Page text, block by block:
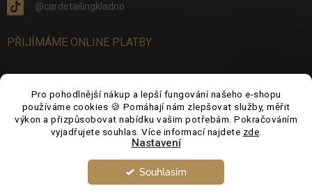
Pro pohodlnější nákup a lepší fungování našeho e-shopu
používáme cookies 🍪 Pomáhají nám zlepšovat služby, měřit
výkon a přizpůsobovat nabídku vašim potřebám. Pokračováním
vyjadřujete souhlas. Více informací najdete zde
Nastavení
Souhlasím
@cardetailingkladno
PŘIJÍMÁME ONLINE PLATBY
FACEBOOK